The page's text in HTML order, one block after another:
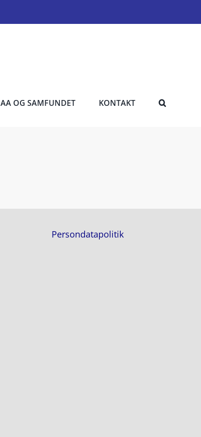
AA OG SAMFUNDET KONTAKT
Persondatapolitik